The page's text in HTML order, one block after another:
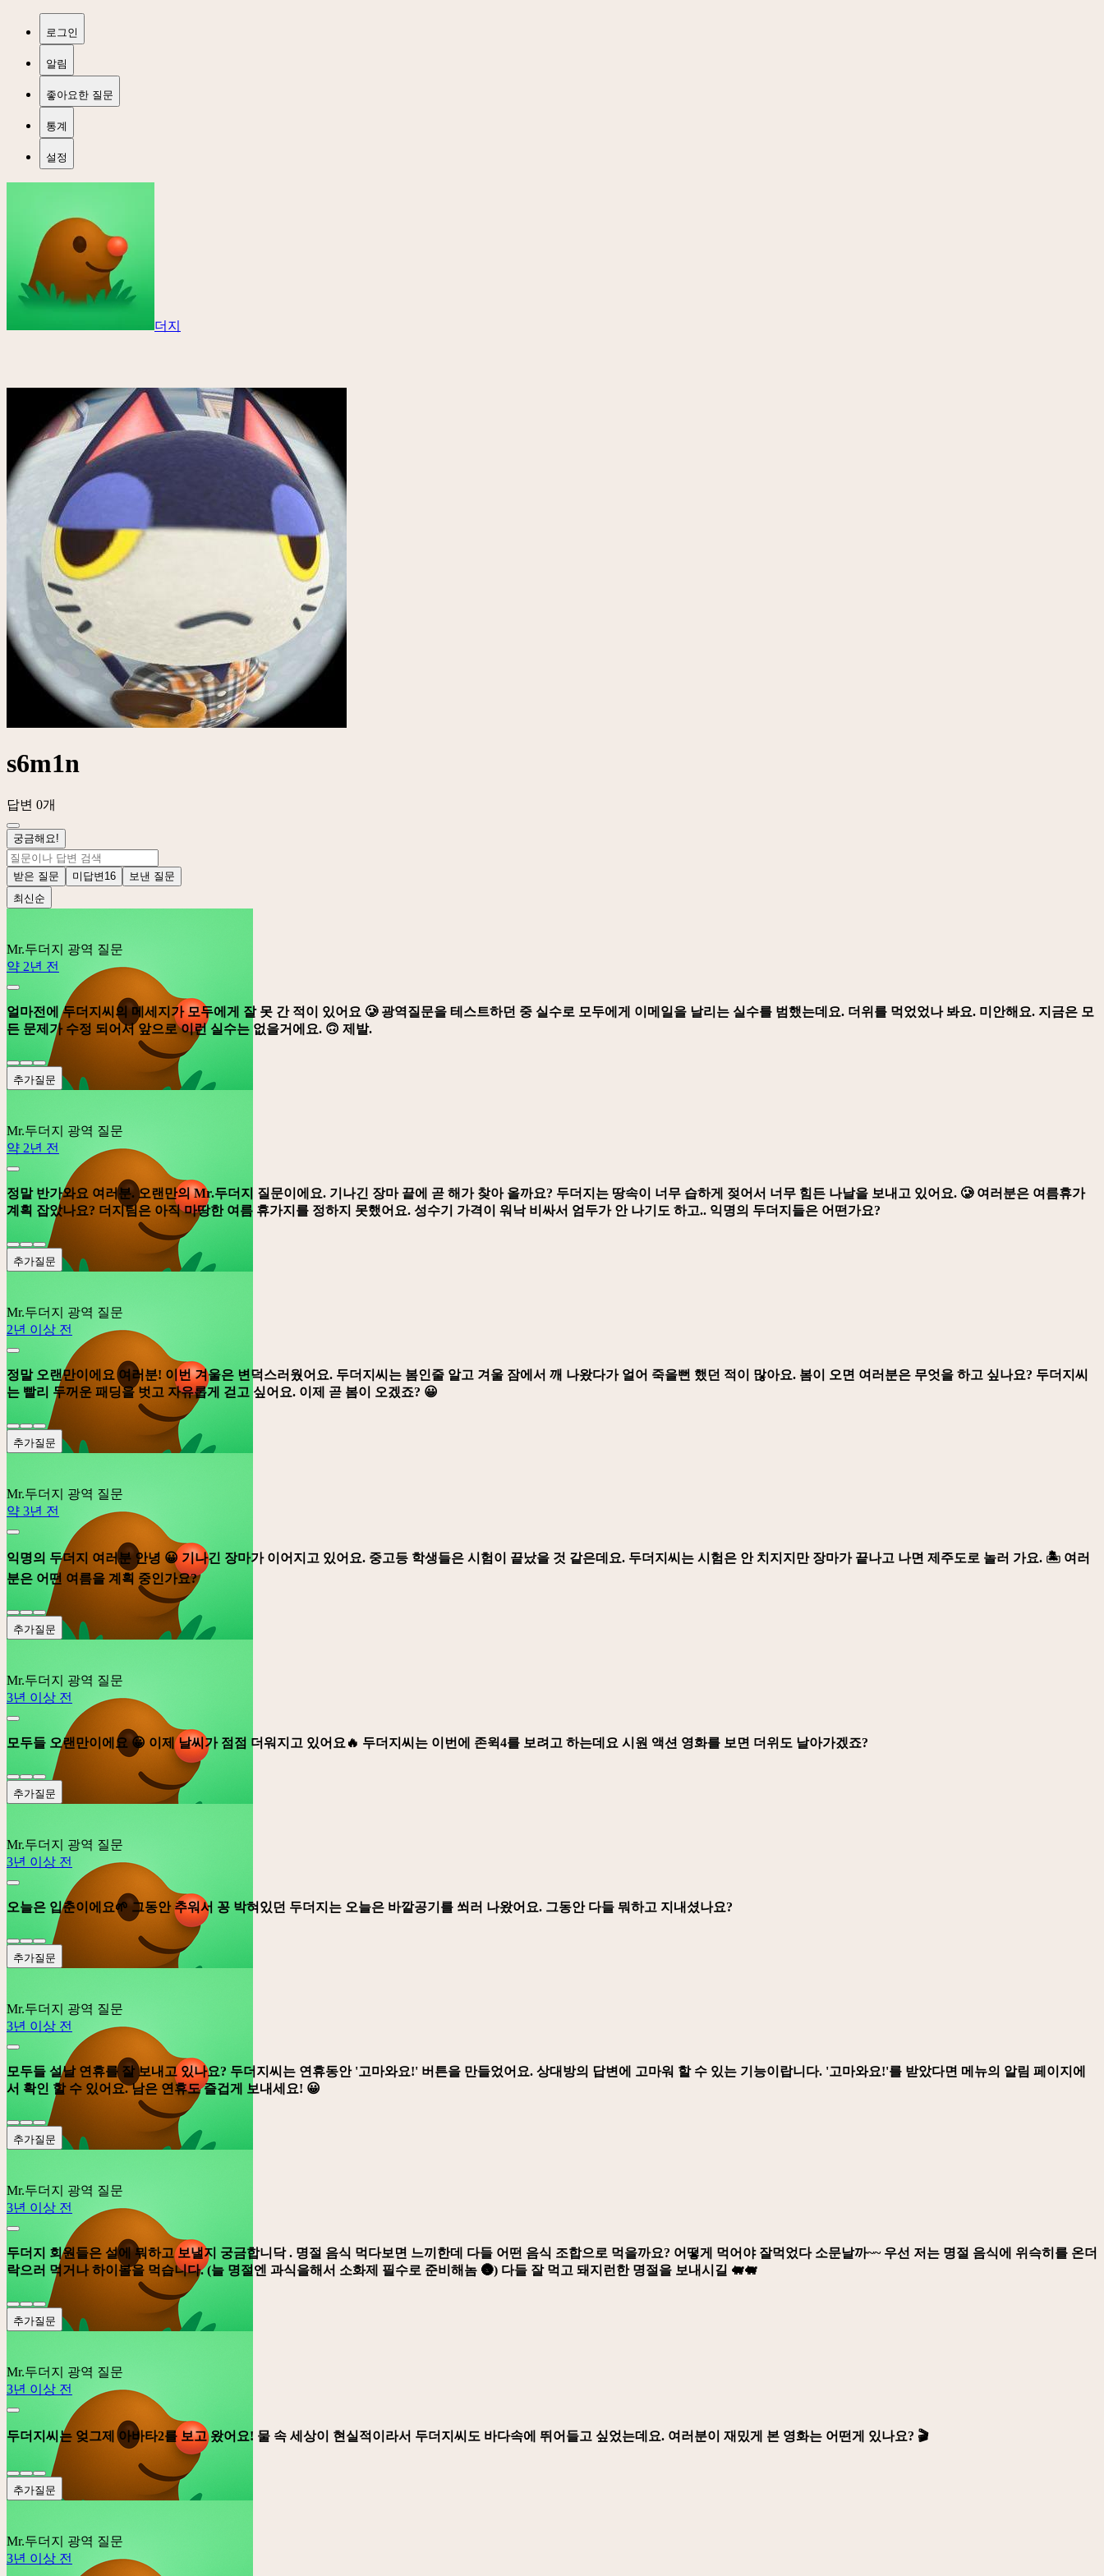
로그인
알림
좋아요한 질문
통계
설정
더지
s6m1n
답변 0개
궁금해요!
받은 질문 미답변 16
보낸 질문
최신순
Mr.두더지
광역 질문
약 2년 전
얼마전에 두더지씨의 메세지가 모두에게 잘 못 간 적이 있어요 🥲 광역질문을 테스트하던 중 실수로 모두에게 이메일을 날리는 실수를 범했는데요. 더위를 먹었었나 봐요. 미안해요. 지금은 모
든 문제가 수정 되어서 앞으로 이런 실수는 없을거에요. 🙃 제발.
추가질문
Mr.두더지
광역 질문
약 2년 전
정말 반가와요 여러분. 오랜만의 Mr.두더지 질문이에요. 기나긴 장마 끝에 곧 해가 찾아 올까요? 두더지는 땅속이 너무 습하게 젖어서 너무 힘든 나날을 보내고 있어요. 🥲 여러분은 여름휴가
계획 잡았나요? 더지팀은 아직 마땅한 여름 휴가지를 정하지 못했어요. 성수기 가격이 워낙 비싸서 엄두가 안 나기도 하고.. 익명의 두더지들은 어떤가요?
추가질문
Mr.두더지
광역 질문
2년 이상 전
정말 오랜만이에요 여러분! 이번 겨울은 변덕스러웠어요. 두더지씨는 봄인줄 알고 겨울 잠에서 깨 나왔다가 얼어 죽을뻔 했던 적이 많아요. 봄이 오면 여러분은 무엇을 하고 싶나요? 두더지씨
는 빨리 두꺼운 패딩을 벗고 자유롭게 걷고 싶어요. 이제 곧 봄이 오겠죠? 😀
추가질문
Mr.두더지
광역 질문
약 3년 전
익명의 두더지 여러분 안녕 😀 기나긴 장마가 이어지고 있어요. 중고등 학생들은 시험이 끝났을 것 같은데요. 두더지씨는 시험은 안 치지지만 장마가 끝나고 나면 제주도로 놀러 가요. 🏝️️ 여러
분은 어떤 여름을 계획 중인가요?
추가질문
Mr.두더지
광역 질문
3년 이상 전
모두들 오랜만이에요 😀 이제 날씨가 점점 더워지고 있어요🔥 두더지씨는 이번에 존윅4를 보려고 하는데요 시원 액션 영화를 보면 더위도 날아가겠죠?
추가질문
Mr.두더지
광역 질문
3년 이상 전
오늘은 입춘이에요🌱 그동안 추워서 꽁 박혀있던 두더지는 오늘은 바깥공기를 쐬러 나왔어요. 그동안 다들 뭐하고 지내셨나요?
추가질문
Mr.두더지
광역 질문
3년 이상 전
모두들 설날 연휴를 잘 보내고 있나요? 두더지씨는 연휴동안 '고마와요!' 버튼을 만들었어요. 상대방의 답변에 고마워 할 수 있는 기능이랍니다. '고마와요!'를 받았다면 메뉴의 알림 페이지에
서 확인 할 수 있어요. 남은 연휴도 즐겁게 보내세요! 😀
추가질문
Mr.두더지
광역 질문
3년 이상 전
두더지 회원들은 설에 뭐하고 보낼지 궁금합니닥 . 명절 음식 먹다보면 느끼한데 다들 어떤 음식 조합으로 먹을까요? 어떻게 먹어야 잘먹었다 소문날까~~ 우선 저는 명절 음식에 위슥히를 온더
락으러 먹거나 하이볼을 먹습니다. (늘 명절엔 과식을해서 소화제 필수로 준비해놈 🌚) 다들 잘 먹고 돼지런한 명절을 보내시길 🐖🐖
추가질문
Mr.두더지
광역 질문
3년 이상 전
두더지씨는 엊그제 아바타2를 보고 왔어요! 물 속 세상이 현실적이라서 두더지씨도 바다속에 뛰어들고 싶었는데요. 여러분이 재밌게 본 영화는 어떤게 있나요? 🎬
추가질문
Mr.두더지
광역 질문
3년 이상 전